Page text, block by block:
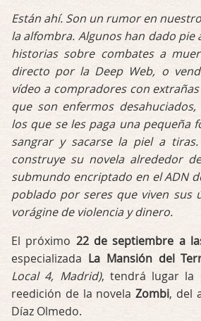
Están ahí. Son un rumor en
la alfombra. Algunos han dado pie
historias sobre combates a
directo por la Deep Web, o
vídeo a compradores con
que son enfermos
los que se les paga una pequeña
sangrar y sacarse la piel a tiras.
construye su novela alrededor
submundo encriptado en el ADN
poblado por seres que viven sus
vorágine de violencia y dinero.
El próximo 22 de septiembre a
especializada La Mansión del
Local 4, Madrid), tendrá lugar la
reedición de la novela Zombi, del
Díaz Olmedo.